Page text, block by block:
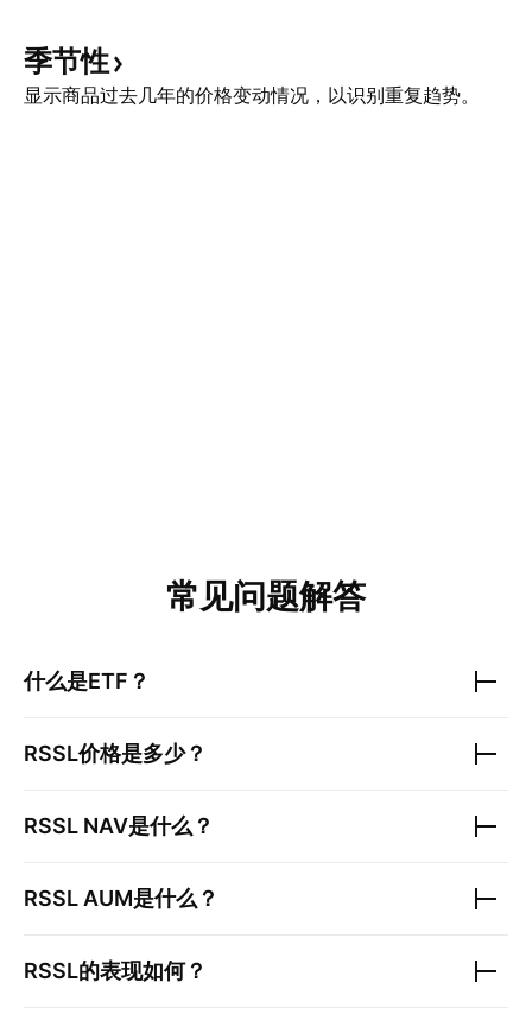
季节性
显示商品过去几年的价格变动情况，以识别重复趋势。
常见问题解答
什么是ETF？
RSSL价格是多少？
RSSL NAV是什么？
RSSL AUM是什么？
RSSL的表现如何？